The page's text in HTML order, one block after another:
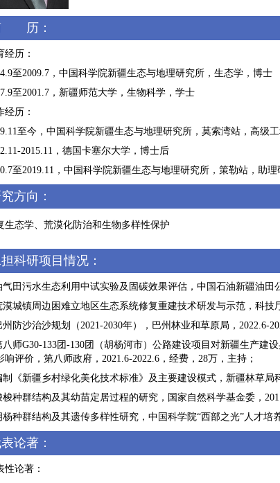
历：
经历：
至2009.7，中国科学院新疆生态与地理研究所，生态学，博士
至2001.7，新疆师范大学，生物科学，学士
经历：
至今，中国科学院新疆生态与地理研究所，莫索湾站，高级
2015.11，德国卡塞尔大学，博士后
至2019.11，中国科学院新疆生态与地理研究所，策勒站，助理
方向：
生态学、荒漠化防治和生物多样性保护
科研项目情况：
气田污水生态利用中试实验及固碳效果评估，中国石油新疆油田
漠城镇周边困难立地区生态系统修复重建技术研发与示范，科技
州防沙治沙规划（2021-2030年），巴州林业和草原局，2022.6-
八师G30-133团-130团（胡杨河市）公路建设项目对新疆生产
响评价，第八师政府，2021.6-2022.6，经费，28万，主持；
制《新疆乡村绿化美化技术标准》及主要建设模式，新疆林草局
梭种群结构及其幼苗定居过程的研究，国家自然科学基金委，
杨种群结构及其遗传多样性研究，中国科学院“西部之光”人才培
论著：
性论著：